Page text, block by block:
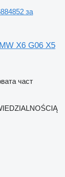
за
X6 G06 X5
част